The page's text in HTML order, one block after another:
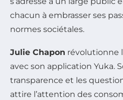
chacun à embrasser ses
normes sociétales.
Julie Chapon révolutionne
avec son application Yuka.
transparence et les
attire l’attention des